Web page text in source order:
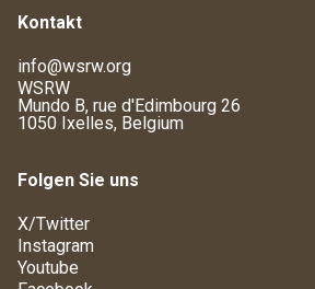
Kontakt
info@wsrw.org
WSRW
Mundo B, rue d'Edimbourg 26
1050 Ixelles, Belgium
Folgen Sie uns
X/Twitter
Instagram
Youtube